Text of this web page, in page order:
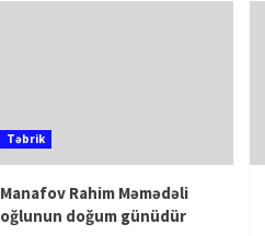
Təbrik
Manafov Rahim Məmədəli
oğlunun doğum günüdür